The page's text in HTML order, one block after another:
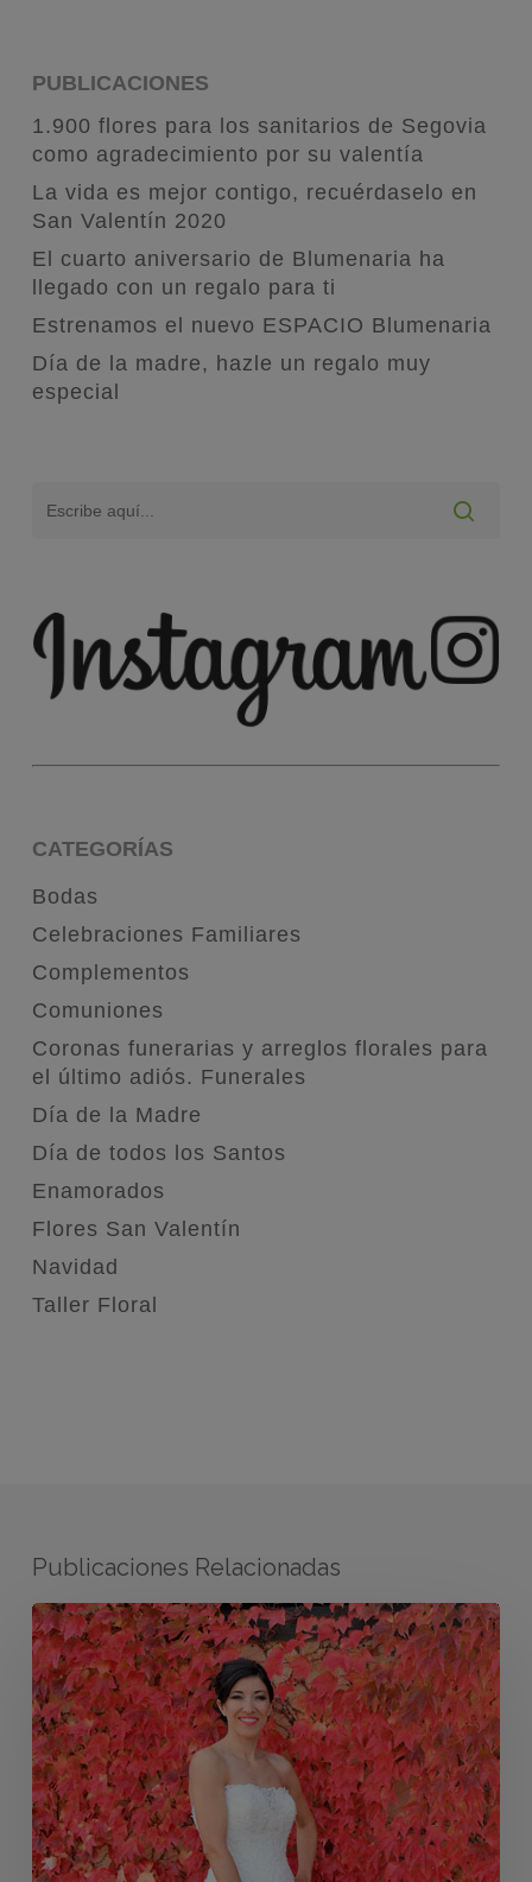
PUBLICACIONES
1.900 flores para los sanitarios de Segovia
como agradecimiento por su valentía
La vida es mejor contigo, recuérdaselo en
San Valentín 2020
El cuarto aniversario de Blumenaria ha
llegado con un regalo para ti
Estrenamos el nuevo ESPACIO Blumenaria
Día de la madre, hazle un regalo muy
especial
CATEGORÍAS
Bodas
Celebraciones Familiares
Complementos
Comuniones
Coronas funerarias y arreglos florales para
el último adiós. Funerales
Día de la Madre
Día de todos los Santos
Enamorados
Flores San Valentín
Navidad
Taller Floral
Publicaciones Relacionadas